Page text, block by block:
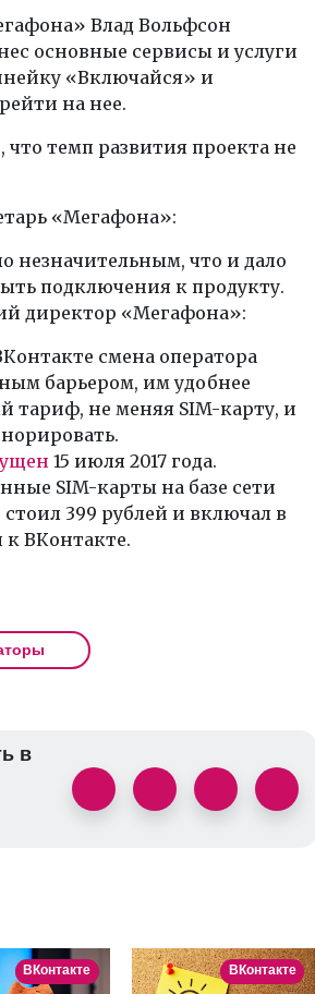
Влад Вольфсон
основные сервисы и услуги
«Включайся» и
на нее.
темп развития проекта не
«Мегафона»:
незначительным, что и дало
подключения к продукту.
директор «Мегафона»:
смена оператора
барьером, им удобнее
тариф, не меняя SIM-карту, и
15 июля 2017 года.
SIM-карты на базе сети
399 рублей и включал в
к ВКонтакте.
в
ВКонтакте ВКонтакте